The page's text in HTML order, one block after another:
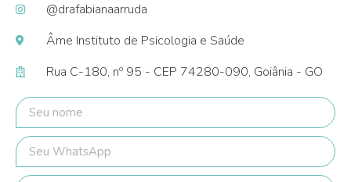
@drafabianaarruda
Âme Instituto de Psicologia e Saúde
Rua C-180, nº 95 - CEP 74280-090, Goiânia - GO